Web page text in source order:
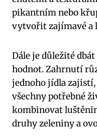
pikantním nebo
vytvořit zajímavé a
Dále je důležité
hodnot. Zahrnutí
jednoho jídla zajistí,
všechny potřebné
kombinovat
druhy zeleniny a